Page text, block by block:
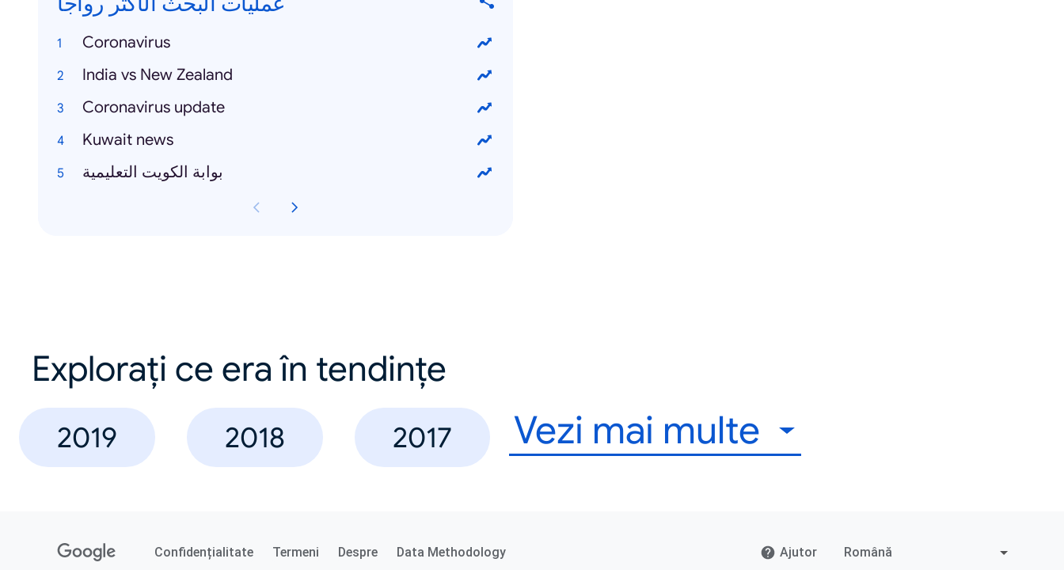
Coronavirus
India vs New Zealand
Coronavirus update
Kuwait news
بوابة الكويت التعليمية
Explorați ce era în tendințe
2019 2018 2017 Vezi mai multe
Confidențialitate Termeni Despre Data Methodology Ajutor